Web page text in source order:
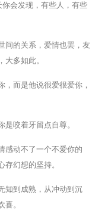
你会发现，有些人，有些
间的关系，爱情也罢，友
多如此。
，而是他说很爱很爱你，
咬着牙留点自尊。
感动不了一个不爱你的
幻想的坚持。
知到成熟，从冲动到沉
。